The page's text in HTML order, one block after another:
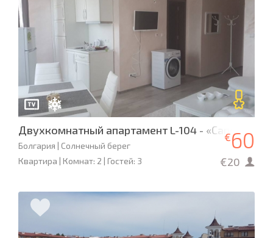
Двухкомнатный апартамент L-104 - «Сапфир»
Болгария | Солнечный берег
Квартира | Комнат: 2 | Гостей: 3
€60
€20